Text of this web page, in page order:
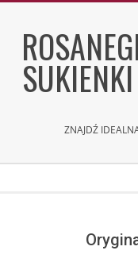
content
ZNAJDŹ